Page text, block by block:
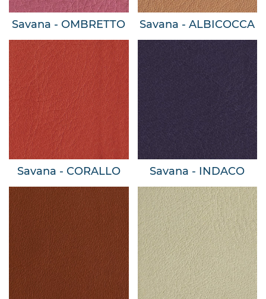
Savana - OMBRETTO Savana - ALBICOCCA
Savana - CORALLO Savana - INDACO